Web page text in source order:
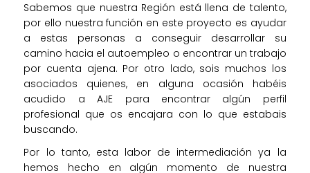
Sabemos que nuestra Región está llena de talento,
por ello nuestra función en este proyecto es ayudar
a estas personas a conseguir desarrollar su
camino hacia el autoempleo o encontrar un trabajo
por cuenta ajena. Por otro lado, sois muchos los
asociados quienes, en alguna ocasión habéis
acudido a AJE para encontrar algún perfil
profesional que os encajara con lo que estabais
buscando.
Por lo tanto, esta labor de intermediación ya la
hemos hecho en algún momento de nuestra